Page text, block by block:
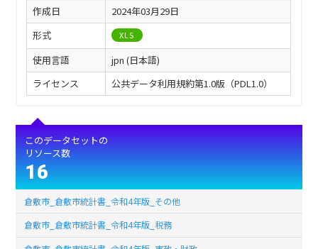
作成日
2024年03月29日
形式
XLS
使用言語
jpn (日本語)
ライセンス
公共データ利用規約第1.0版（PDL1.0）
このデータセットの
リソース数
16
倉敷市_倉敷市統計書_令和4年版_その他
倉敷市_倉敷市統計書_令和4年版_税務